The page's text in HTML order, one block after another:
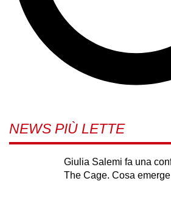
NEWS PIÙ LETTE
Giulia Salemi fa una
The Cage. Cosa emerge